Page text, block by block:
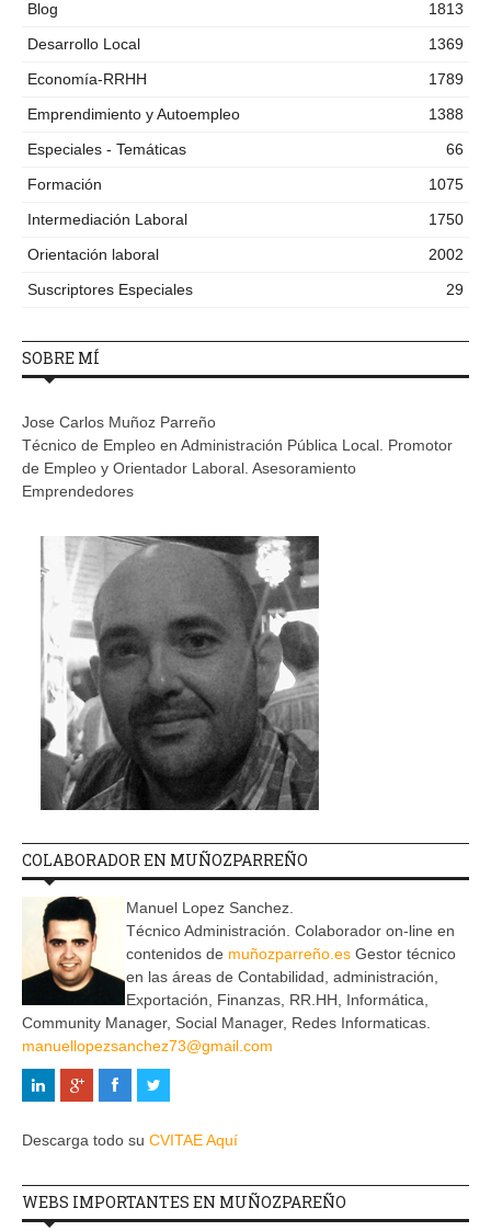
Blog
1813
Desarrollo Local
1369
Economía-RRHH
1789
Emprendimiento y Autoempleo
1388
Especiales - Temáticas
66
Formación
1075
Intermediación Laboral
1750
Orientación laboral
2002
Suscriptores Especiales
29
SOBRE MÍ
Jose Carlos Muñoz Parreño
Técnico de Empleo en Administración Pública Local. Promotor
de Empleo y Orientador Laboral. Asesoramiento
Emprendedores
COLABORADOR EN MUÑOZPARREÑO
Manuel Lopez Sanchez.
Técnico Administración. Colaborador on-line en
contenidos de muñozparreño.es Gestor técnico
en las áreas de Contabilidad, administración,
Exportación, Finanzas, RR.HH, Informática,
Community Manager, Social Manager, Redes Informaticas.
manuellopezsanchez73@gmail.com
Descarga todo su CVITAE Aquí
WEBS IMPORTANTES EN MUÑOZPAREÑO